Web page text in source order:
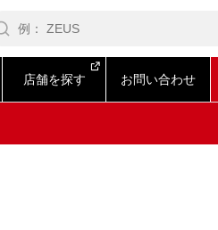
店舗を探す お問い合わせ